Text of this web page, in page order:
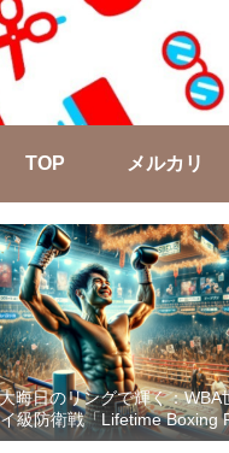
TOP メルカリ
晦日のリングで輝く：WBA
級防衛戦「Lifetime Boxing
18」